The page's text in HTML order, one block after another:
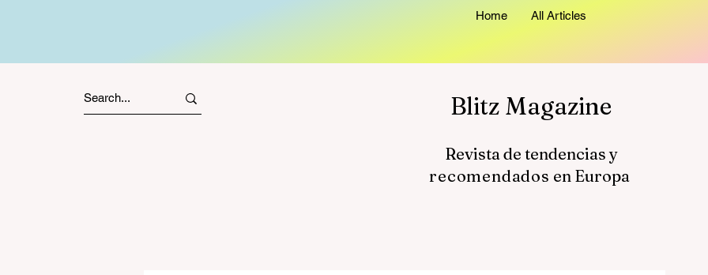
Home All Articles
Blitz Magazine
Revista de tendencias y
recomendados en Europa